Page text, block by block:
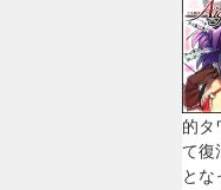
的タ
て復
とな